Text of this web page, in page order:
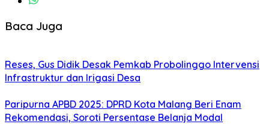
Baca Juga
Reses, Gus Didik Desak Pemkab Probolinggo Intervensi
Infrastruktur dan Irigasi Desa
Paripurna APBD 2025: DPRD Kota Malang Beri Enam
Rekomendasi, Soroti Persentase Belanja Modal